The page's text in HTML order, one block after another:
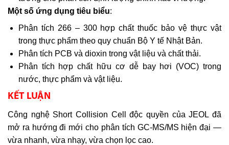
Một số ứng dụng tiêu biểu:
Phân tích 266 – 300 hợp chất thuốc bảo vệ thực vật
trong thực phẩm theo quy chuẩn Bộ Y tế Nhật Bản.
Phân tích PCB và dioxin trong vật liệu và chất thải.
Phân tích hợp chất hữu cơ dễ bay hơi (VOC) trong
nước, thực phẩm và vật liệu.
KẾT LUẬN
Công nghệ Short Collision Cell độc quyền của JEOL đã
mở ra hướng đi mới cho phân tích GC-MS/MS hiện đại —
vừa nhanh, vừa nhạy, vừa chọn lọc cao.